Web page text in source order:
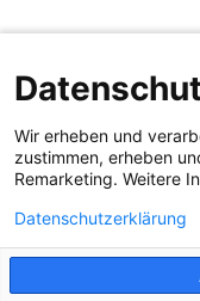
Wir erheben und
zustimmen, erheben
Remarketing. Weitere
Datenschutzerklärung